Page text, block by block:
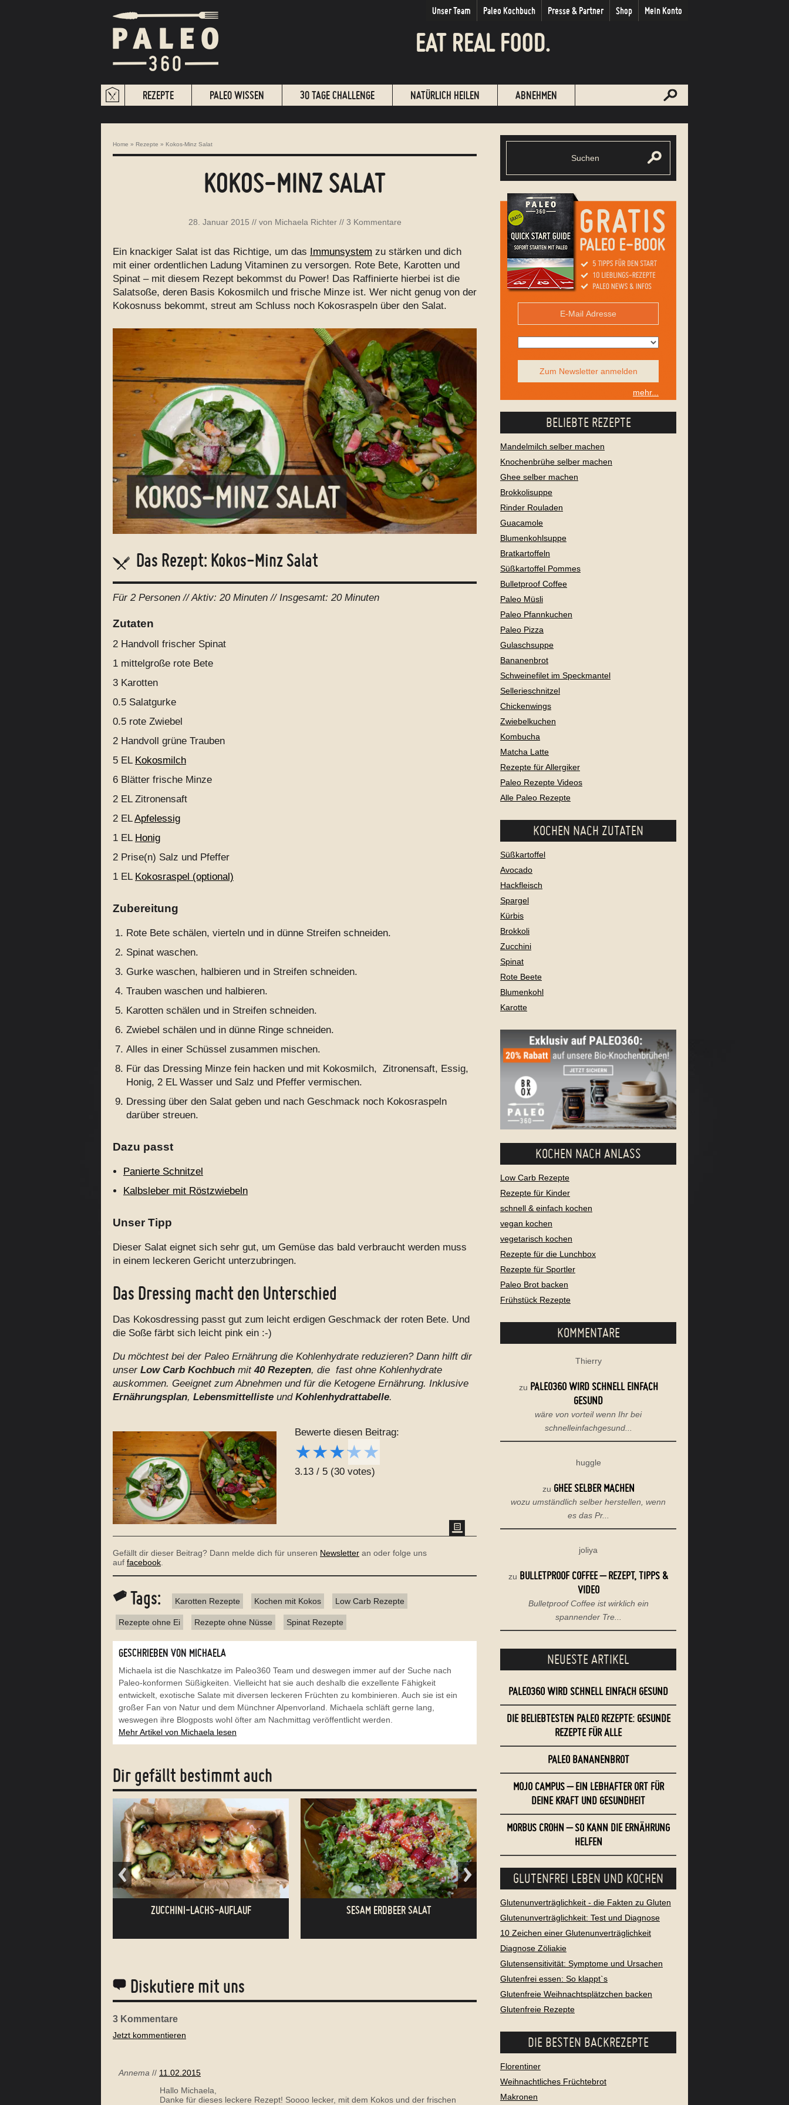
EAT REAL FOOD.
Unser Team Paleo Kochbuch Presse & Partner Shop Mein Konto
REZEPTE PALEO WISSEN 30 TAGE CHALLENGE NATÜRLICH HEILEN ABNEHMEN
Home » Rezepte » Kokos-Minz Salat
KOKOS-MINZ SALAT
28. Januar 2015 // von Michaela Richter// 3 Kommentare
Bewerte diesen Beitrag:
★★★★★
3.13 / 5 (30 votes)
Ein knackiger Salat ist das Richtige, um das Immunsystem zu stärken und dich
mit einer ordentlichen Ladung Vitaminen zu versorgen. Rote Bete, Karotten und
Spinat – mit diesem Rezept bekommst du Power! Das Raffinierte hierbei ist die
Salatsoße, deren Basis Kokosmilch und frische Minze ist. Wer nicht genug von der
Kokosnuss bekommt, streut am Schluss noch Kokosraspeln über den Salat.
Das Rezept: Kokos-Minz Salat
Für 2 Personen // Aktiv: 20 Minuten //Insgesamt: 20 Minuten
Zutaten
2 Handvoll frischer Spinat
1 mittelgroße rote Bete
3 Karotten
0.5 Salatgurke
0.5 rote Zwiebel
2 Handvoll grüne Trauben
5 EL Kokosmilch
6 Blätter frische Minze
2 EL Zitronensaft
2 EL Apfelessig
1 EL Honig
2 Prise(n) Salz und Pfeffer
1 EL Kokosraspel (optional)
Zubereitung
Rote Bete schälen, vierteln und in dünne Streifen schneiden.
Spinat waschen.
Gurke waschen, halbieren und in Streifen schneiden.
Trauben waschen und halbieren.
Karotten schälen und in Streifen schneiden.
Zwiebel schälen und in dünne Ringe schneiden.
Alles in einer Schüssel zusammen mischen.
Für das Dressing Minze fein hacken und mit Kokosmilch, Zitronensaft, Essig,
Honig, 2 EL Wasser und Salz und Pfeffer vermischen.
Dressing über den Salat geben und nach Geschmack noch Kokosraspeln
darüber streuen.
Dazu passt
Panierte Schnitzel
Kalbsleber mit Röstzwiebeln
Unser Tipp
Dieser Salat eignet sich sehr gut, um Gemüse das bald verbraucht werden muss
in einem leckeren Gericht unterzubringen.
Das Dressing macht den Unterschied
Das Kokosdressing passt gut zum leicht erdigen Geschmack der roten Bete. Und
die Soße färbt sich leicht pink ein :-)
Du möchtest bei der Paleo Ernährung die Kohlenhydrate reduzieren? Dann hilft dir
unser Low Carb Kochbuch mit40 Rezepten, die fast ohne Kohlenhydrate
auskommen. Geeignet zum Abnehmen und für die Ketogene Ernährung. Inklusive
Ernährungsplan, Lebensmittelliste und Kohlenhydrattabelle.
Gefällt dir dieser Beitrag? Dann melde dich für unseren Newsletter an oder folge uns
auf facebook
Tags: Karotten Rezepte Kochen mit Kokos Low Carb Rezepte
Rezepte ohne Ei Rezepte ohne Nüsse Spinat Rezepte
GESCHRIEBEN VON MICHAELA
Michaela ist die Naschkatze im Paleo360 Team und deswegen immer auf der Suche nach
Paleo-konformen Süßigkeiten. Vielleicht hat sie auch deshalb die exzellente Fähigkeit
entwickelt, exotische Salate mit diversen leckeren Früchten zu kombinieren. Auch sie ist ein
großer Fan von Natur und dem Münchner Alpenvorland. Michaela schläft gerne lang,
weswegen ihre Blogposts wohl öfter am Nachmittag veröffentlicht werden.
Mehr Artikel von Michaela lesen
Dir gefällt bestimmt auch
ZUCCHINI-LACHS-AUFLAUF SESAM ERDBEER SALAT
Diskutiere mit uns
3 Kommentare
Jetzt kommentieren
Annema // 11.02.2015
Hallo Michaela,
Danke für dieses leckere Rezept! Soooo lecker, mit dem Kokos und der frischen
Zum Newsletter anmelden
mehr...
BELIEBTE REZEPTE
Mandelmilch selber machen
Knochenbrühe selber machen
Ghee selber machen
Brokkolisuppe
Rinder Rouladen
Guacamole
Blumenkohlsuppe
Bratkartoffeln
Süßkartoffel Pommes
Bulletproof Coffee
Paleo Müsli
Paleo Pfannkuchen
Paleo Pizza
Gulaschsuppe
Bananenbrot
Schweinefilet im Speckmantel
Sellerieschnitzel
Chickenwings
Zwiebelkuchen
Kombucha
Matcha Latte
Rezepte für Allergiker
Paleo Rezepte Videos
Alle Paleo Rezepte
KOCHEN NACH ZUTATEN
Süßkartoffel
Avocado
Hackfleisch
Spargel
Kürbis
Brokkoli
Zucchini
Spinat
Rote Beete
Blumenkohl
Karotte
KOCHEN NACH ANLASS
Low Carb Rezepte
Rezepte für Kinder
schnell & einfach kochen
vegan kochen
vegetarisch kochen
Rezepte für die Lunchbox
Rezepte für Sportler
Paleo Brot backen
Frühstück Rezepte
KOMMENTARE
Thierry
zu PALEO360 WIRD SCHNELL EINFACH
GESUND
wäre von vorteil wenn Ihr bei
schnelleinfachgesund...
huggle
zu GHEE SELBER MACHEN
wozu umständlich selber herstellen, wenn
es das Pr...
joliya
zu BULLETPROOF COFFEE – REZEPT, TIPPS &
VIDEO
Bulletproof Coffee ist wirklich ein
spannender Tre...
NEUESTE ARTIKEL
PALEO360 WIRD SCHNELL EINFACH GESUND
DIE BELIEBTESTEN PALEO REZEPTE: GESUNDE
REZEPTE FÜR ALLE
PALEO BANANENBROT
MOJO CAMPUS – EIN LEBHAFTER ORT FÜR
DEINE KRAFT UND GESUNDHEIT
MORBUS CROHN – SO KANN DIE ERNÄHRUNG
HELFEN
GLUTENFREI LEBEN UND KOCHEN
Glutenunverträglichkeit - die Fakten zu Gluten
Glutenunverträglichkeit: Test und Diagnose
10 Zeichen einer Glutenunverträglichkeit
Diagnose Zöliakie
Glutensensitivität: Symptome und Ursachen
Glutenfrei essen: So klappt`s
Glutenfreie Weihnachtsplätzchen backen
Glutenfreie Rezepte
DIE BESTEN BACKREZEPTE
Florentiner
Weihnachtliches Früchtebrot
Makronen